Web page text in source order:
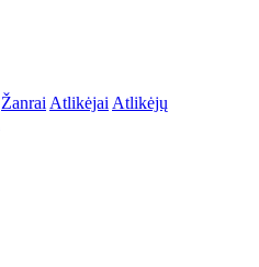
Žanrai Atlikėjai Atlikėjų